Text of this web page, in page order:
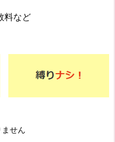
料など
せん